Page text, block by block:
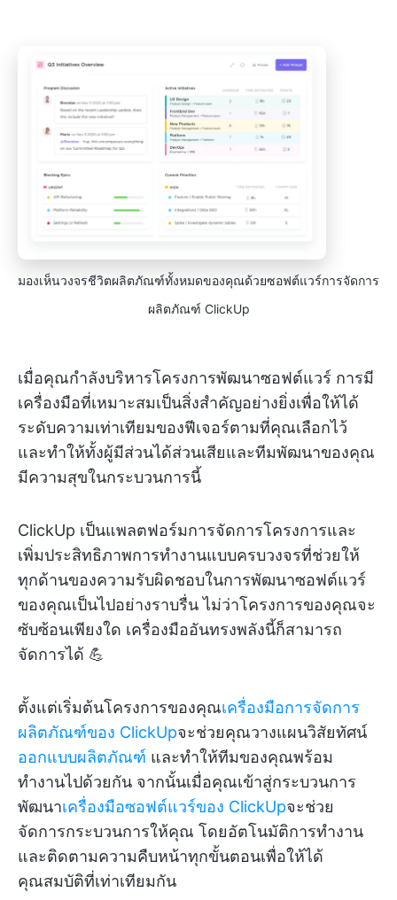
มองเห็นวงจรชีวิตผลิตภัณฑ์ทั้งหมดของคุณด้วยซอฟต์แวร์การจัดการ
ผลิตภัณฑ์ ClickUp
เมื่อคุณกำลังบริหารโครงการพัฒนาซอฟต์แวร์ การมี
เครื่องมือที่เหมาะสมเป็นสิ่งสำคัญอย่างยิ่งเพื่อให้ได้
ระดับความเท่าเทียมของฟีเจอร์ตามที่คุณเลือกไว้
และทำให้ทั้งผู้มีส่วนได้ส่วนเสียและทีมพัฒนาของคุณ
มีความสุขในกระบวนการนี้
ClickUp เป็นแพลตฟอร์มการจัดการโครงการและ
เพิ่มประสิทธิภาพการทำงานแบบครบวงจรที่ช่วยให้
ทุกด้านของความรับผิดชอบในการพัฒนาซอฟต์แวร์
ของคุณเป็นไปอย่างราบรื่น ไม่ว่าโครงการของคุณจะ
ซับซ้อนเพียงใด เครื่องมืออันทรงพลังนี้ก็สามารถ
จัดการได้ 💪
ตั้งแต่เริ่มต้นโครงการของคุณเครื่องมือการจัดการ
ผลิตภัณฑ์ของ ClickUpจะช่วยคุณวางแผนวิสัยทัศน์
ออกแบบผลิตภัณฑ์ และทำให้ทีมของคุณพร้อม
ทำงานไปด้วยกัน จากนั้นเมื่อคุณเข้าสู่กระบวนการ
พัฒนาเครื่องมือซอฟต์แวร์ของ ClickUpจะช่วย
จัดการกระบวนการให้คุณ โดยอัตโนมัติการทำงาน
และติดตามความคืบหน้าทุกขั้นตอนเพื่อให้ได้
คุณสมบัติที่เท่าเทียมกัน